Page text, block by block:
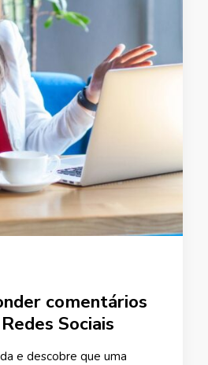
comentários
Sociais
e descobre que uma